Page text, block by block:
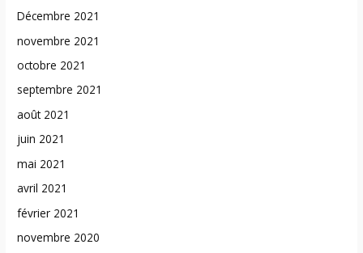
Décembre 2021
novembre 2021
octobre 2021
septembre 2021
août 2021
juin 2021
mai 2021
avril 2021
février 2021
novembre 2020